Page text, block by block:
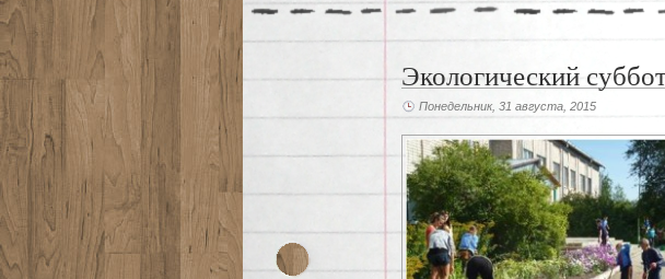
Экологический
Понедельник, 31 августа, 2015